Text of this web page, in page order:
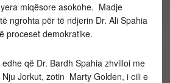
miqësore asokohe. Madje
ngrohta për të ndjerin Dr. Ali Spahia
proceset demokratike.
që Dr. Bardh Spahia zhvilloi me
Jorkut, zotin Marty Golden, i cili e